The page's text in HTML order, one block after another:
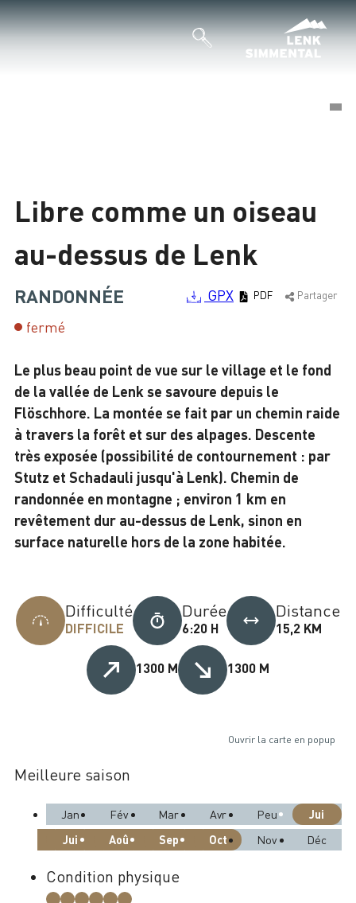
Libre comme un oiseau
au-dessus de Lenk
RANDONNÉE GPX PDF Partager
fermé
Le plus beau point de vue sur le village et le fond
de la vallée de Lenk se savoure depuis le
Flöschhore. La montée se fait par un chemin raide
à travers la forêt et sur des alpages. Descente
très exposée (possibilité de contournement : par
Stutz et Schadauli jusqu'à Lenk). Chemin de
randonnée en montagne ; environ 1 km en
revêtement dur au-dessus de Lenk, sinon en
surface naturelle hors de la zone habitée.
Difficulté
DIFFICILE
Durée
6:20 H
Distance
15,2 KM
1300 M 1300 M
Ouvrir la carte en popup
Meilleure saison
Jan Fév Mar Avr Peu
Jui
Jui
Aoû Sep Oct Nov Déc
Condition physique